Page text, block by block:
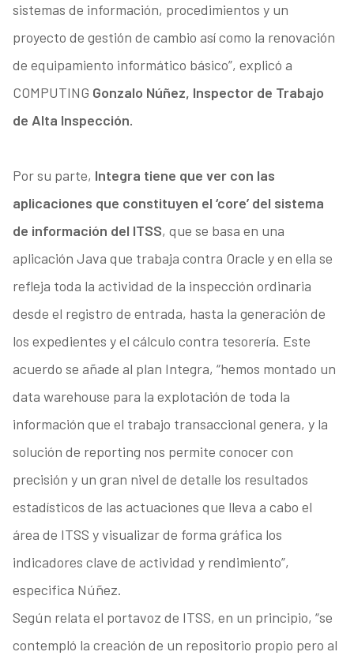
sistemas de información, procedimientos y un
proyecto de gestión de cambio así como la renovación
de equipamiento informático básico”, explicó a
COMPUTING Gonzalo Núñez, Inspector de Trabajo
de Alta Inspección.
Por su parte, Integra tiene que ver con las
aplicaciones que constituyen el ‘core’ del sistema
de información del ITSS, que se basa en una
aplicación Java que trabaja contra Oracle y en ella se
refleja toda la actividad de la inspección ordinaria
desde el registro de entrada, hasta la generación de
los expedientes y el cálculo contra tesorería. Este
acuerdo se añade al plan Integra, “hemos montado un
data warehouse para la explotación de toda la
información que el trabajo transaccional genera, y la
solución de reporting nos permite conocer con
precisión y un gran nivel de detalle los resultados
estadísticos de las actuaciones que lleva a cabo el
área de ITSS y visualizar de forma gráfica los
indicadores clave de actividad y rendimiento”,
especifica Núñez.
Según relata el portavoz de ITSS, en un principio, “se
contempló la creación de un repositorio propio pero al